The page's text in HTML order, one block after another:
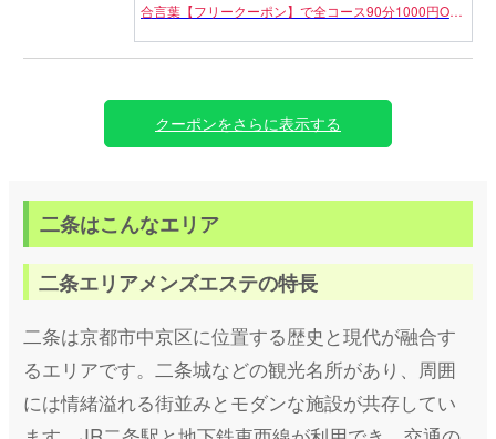
※指名料・交通費別途
※本指名はご利用いただけません
合言葉【フリークーポン】で全コース90分1000円OFF
クーポンをさらに表示する
二条はこんなエリア
二条エリアメンズエステの特長
二条は京都市中京区に位置する歴史と現代が融合す
るエリアです。二条城などの観光名所があり、周囲
には情緒溢れる街並みとモダンな施設が共存してい